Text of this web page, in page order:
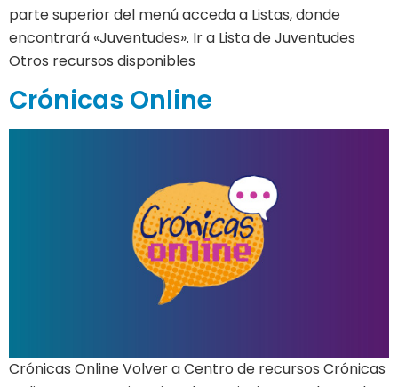
parte superior del menú acceda a Listas, donde
encontrará «Juventudes». Ir a Lista de Juventudes
Otros recursos disponibles
Crónicas Online
Crónicas Online Volver a Centro de recursos Crónicas